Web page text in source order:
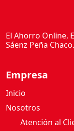
El Ahorro Online,
Sáenz Peña Chaco.
Empresa
Inicio
Nosotros
Atención al